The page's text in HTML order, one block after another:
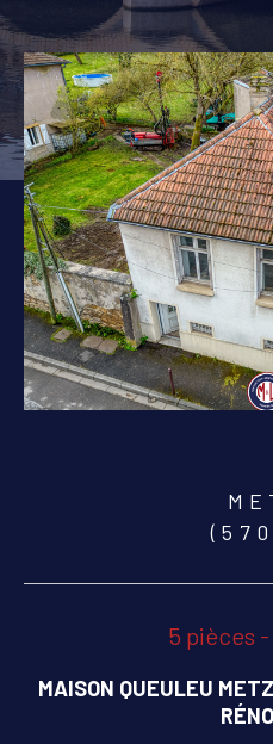
5 pièces -
MAISON QUEULEU
PIÈCES
1 2 3
Localisation
Surface
AFFINER
COUPS DE COEUR